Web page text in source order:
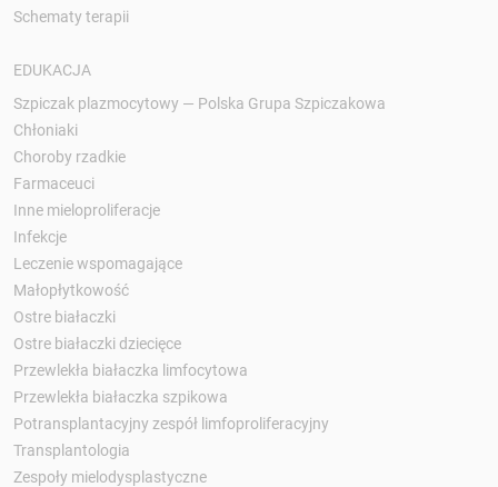
Schematy terapii
EDUKACJA
Szpiczak plazmocytowy — Polska Grupa Szpiczakowa
Chłoniaki
Choroby rzadkie
Farmaceuci
Inne mieloproliferacje
Infekcje
Leczenie wspomagające
Małopłytkowość
Ostre białaczki
Ostre białaczki dziecięce
Przewlekła białaczka limfocytowa
Przewlekła białaczka szpikowa
Potransplantacyjny zespół limfoproliferacyjny
Transplantologia
Zespoły mielodysplastyczne